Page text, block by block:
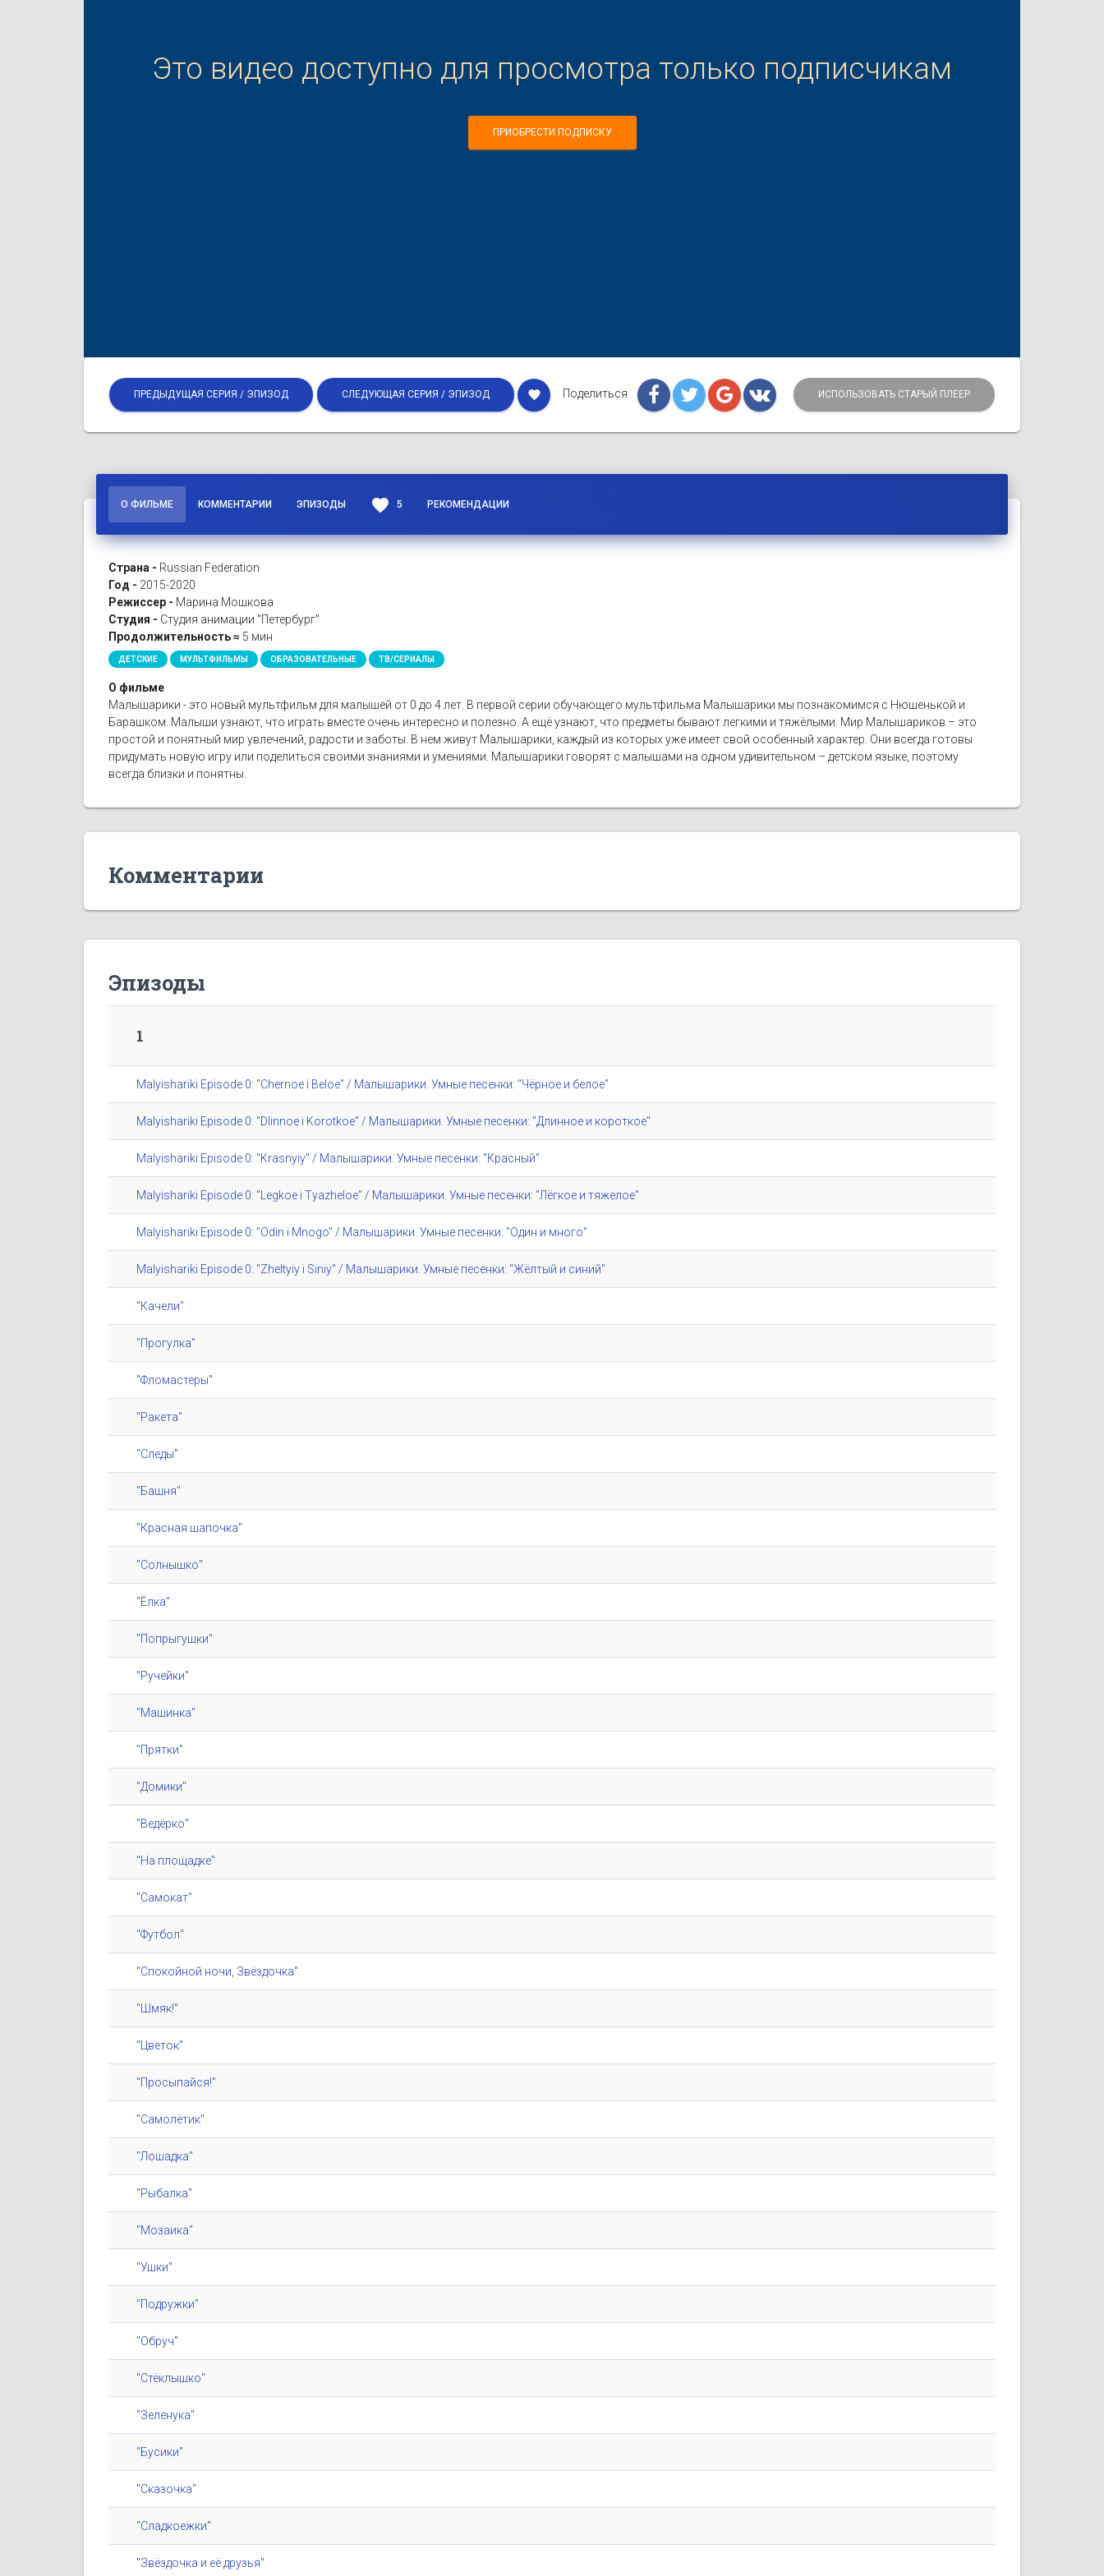
Это видео доступно для просмотра только подписчикам
ПРИОБРЕСТИ ПОДПИСКУ
ПРЕДЫДУЩАЯ СЕРИЯ / ЭПИЗОД СЛЕДУЮЩАЯ СЕРИЯ / ЭПИЗОД favorite Поделиться ИСПОЛЬЗОВАТЬ СТАРЫЙ ПЛЕЕР
О ФИЛЬМЕ КОММЕНТАРИИ ЭПИЗОДЫ favorite 5 РЕКОМЕНДАЦИИ
Страна - Russian Federation
Год - 2015-2020
Режиссер - Марина Мошкова
Студия - Студия анимации "Петербург"
Продолжительность ≈ 5 мин
ДЕТСКИЕ МУЛЬТФИЛЬМЫ ОБРАЗОВАТЕЛЬНЫЕ ТВ/СЕРИАЛЫ
О фильме
Малышарики - это новый мультфильм для малышей от 0 до 4 лет. В первой серии обучающего мультфильма Малышарики мы познакомимся с Нюшенькой и
Барашком. Малыши узнают, что играть вместе очень интересно и полезно. А ещё узнают, что предметы бывают легкими и тяжёлыми. Мир Малышариков – это
простой и понятный мир увлечений, радости и заботы. В нем живут Малышарики, каждый из которых уже имеет свой особенный характер. Они всегда готовы
придумать новую игру или поделиться своими знаниями и умениями. Малышарики говорят с малышами на одном удивительном – детском языке, поэтому
всегда близки и понятны.
Комментарии
Эпизоды
1
Malyishariki Episode 0: "Chernoe i Beloe" / Малышарики. Умные песенки: "Чёрное и белое"
Malyishariki Episode 0: "Dlinnoe i Korotkoe" / Малышарики. Умные песенки: "Длинное и короткое"
Malyishariki Episode 0: "Krasnyiy" / Малышарики. Умные песенки: "Красный"
Malyishariki Episode 0: "Legkoe i Tyazheloe" / Малышарики. Умные песенки: "Лёгкое и тяжелое"
Malyishariki Episode 0: "Odin i Mnogo" / Малышарики. Умные песенки: "Один и много"
Malyishariki Episode 0: "Zheltyiy i Siniy" / Малышарики. Умные песенки: "Жёлтый и синий"
"Качели"
"Прогулка"
"Фломастеры"
"Ракета"
"Следы"
"Башня"
"Красная шапочка"
"Солнышко"
"Ёлка"
"Попрыгушки"
"Ручейки"
"Машинка"
"Прятки"
"Домики"
"Ведёрко"
"На площадке"
"Самокат"
"Футбол"
"Спокойной ночи, Звёздочка"
"Шмяк!"
"Цветок"
"Просыпайся!"
"Самолётик"
"Лошадка"
"Рыбалка"
"Мозаика"
"Ушки"
"Подружки"
"Обруч"
"Стёклышко"
"Зеленука"
"Бусики"
"Сказочка"
"Сладкоежки"
"Звёздочка и её друзья"